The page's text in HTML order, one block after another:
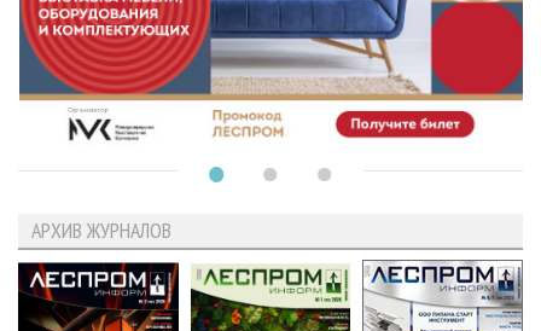
АРХИВ ЖУРНАЛОВ